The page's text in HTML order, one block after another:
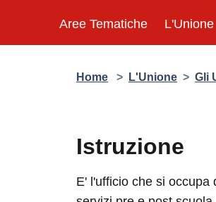
Aree Tematiche L'Unione
Home > L'Unione > Gli
Istruzione
E' l'ufficio che si occupa